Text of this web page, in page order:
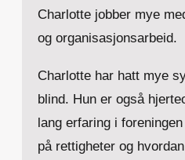
Charlotte jobber mye
og organisasjonsarbeid.
Charlotte har hatt mye
blind. Hun er også
lang erfaring i
på rettigheter og